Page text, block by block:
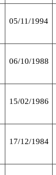
05/11/1994
06/10/1988
15/02/1986
17/12/1984